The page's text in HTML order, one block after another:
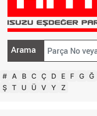
Arama
# A B C Ç D E F G Ğ
Ş T U Ü V Y Z